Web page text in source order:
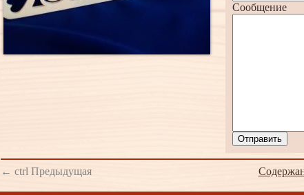
Сообщение
Отправить
← ctrl Предыдущая